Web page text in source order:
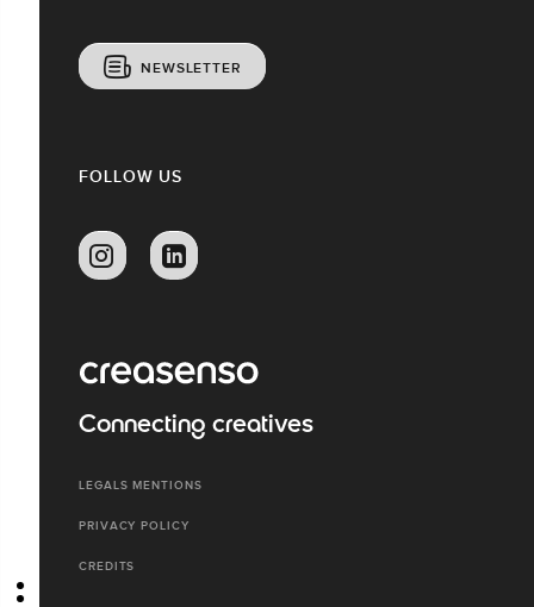
NEWSLETTER
FOLLOW US
Connecting creatives
LEGALS MENTIONS
PRIVACY POLICY
CREDITS